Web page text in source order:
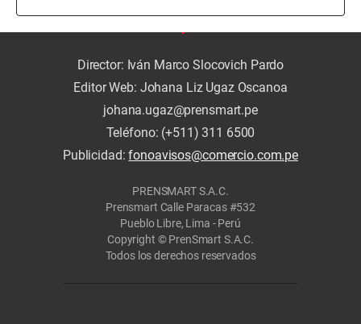
Director: Iván Marco Slocovich Pardo
Editor Web: Johana Liz Ugaz Oscanoa
johana.ugaz@prensmart.pe
Teléfono: (+511) 311 6500
Publicidad:fonoavisos@comercio.com.pe
PRENSMART S.A.C.
Prensmart Calle Paracas #532
Pueblo Libre, Lima - Perú
Copyright © PrenSmart S.A.C.
Todos los derechos reservados